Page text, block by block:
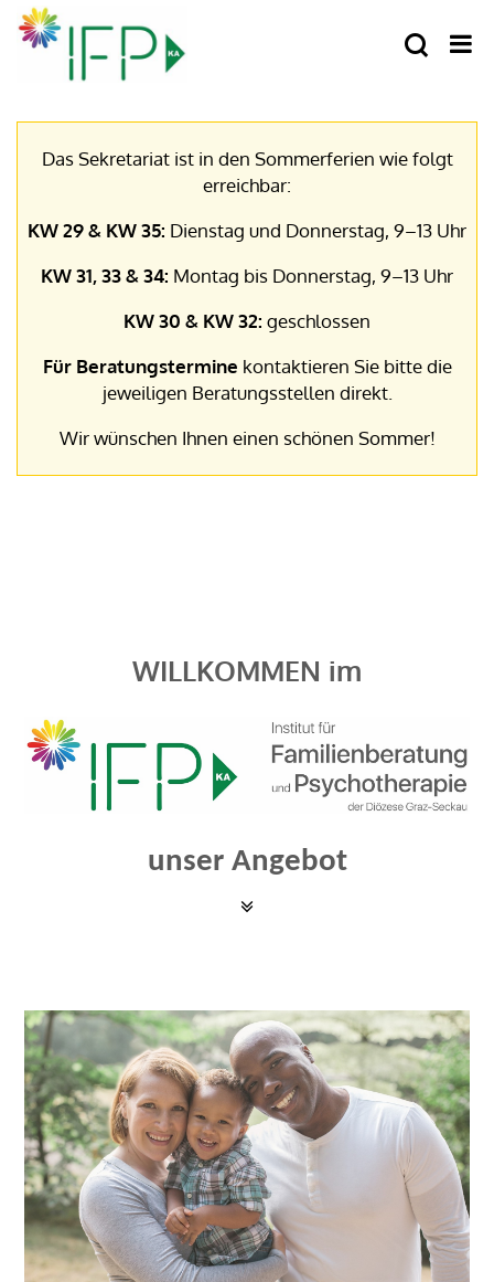
Das Sekretariat ist in den Sommerferien wie folgt
erreichbar:
KW 29 & KW 35: Dienstag und Donnerstag, 9–13 Uhr
KW 31, 33 & 34: Montag bis Donnerstag, 9–13 Uhr
KW 30 & KW 32: geschlossen
Für Beratungstermine kontaktieren Sie bitte die
jeweiligen Beratungsstellen direkt.
Wir wünschen Ihnen einen schönen Sommer!
WILLKOMMEN im
unser Angebot